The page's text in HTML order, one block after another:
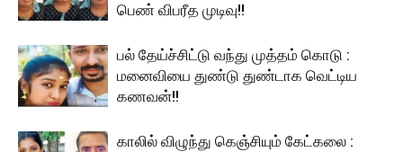
பெண் விபரீத முடிவு!!
பல் தேய்ச்சிட்டு வந்து முத்தம் கொடு :
மனைவியை துண்டு துண்டாக வெட்டிய
கணவன்!!
காலில் விழுந்து கெஞ்சியும் கேட்கலை :